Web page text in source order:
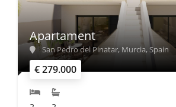
€ 279.000
Apartament
San Pedro del Pinatar, Murcia, Spain